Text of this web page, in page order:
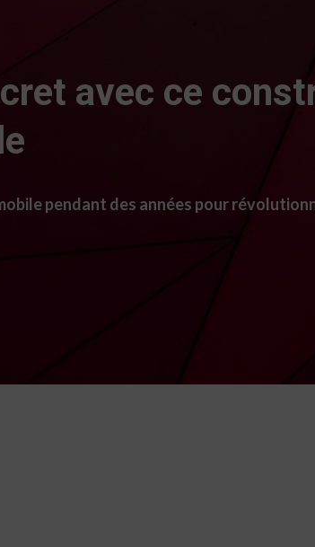
avec ce
pendant des années pour